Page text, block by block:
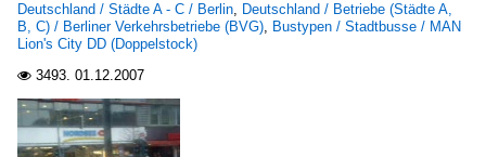
Deutschland / Städte A - C / Berlin, Deutschland / Betriebe (Städte A,
B, C) / Berliner Verkehrsbetriebe (BVG), Bustypen / Stadtbusse / MAN
Lion's City DD (Doppelstock)
 3493. 01.12.2007